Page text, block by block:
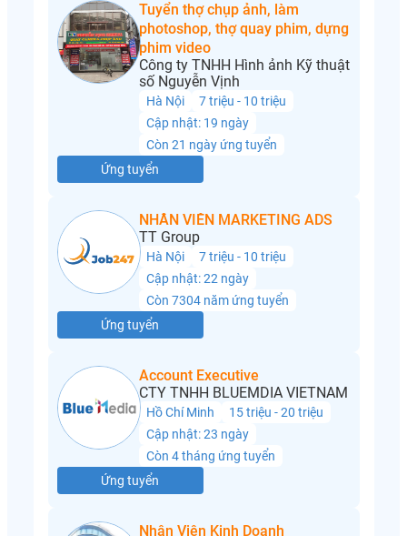
Tuyển thợ chụp ảnh, làm
photoshop, thợ quay phim, dựng
phim video
Công ty TNHH Hình ảnh Kỹ thuật
số Nguyễn Vịnh
Hà Nội
7 triệu - 10 triệu
Cập nhật: 19 ngày
Còn 21 ngày ứng tuyển
Ứng tuyển
NHÂN VIÊN MARKETING ADS
TT Group
Hà Nội
7 triệu - 10 triệu
Cập nhật: 22 ngày
Còn 7304 năm ứng tuyển
Ứng tuyển
Account Executive
CTY TNHH BLUEMDIA VIETNAM
Hồ Chí Minh
15 triệu - 20 triệu
Cập nhật: 23 ngày
Còn 4 tháng ứng tuyển
Ứng tuyển
Nhân Viên Kinh Doanh